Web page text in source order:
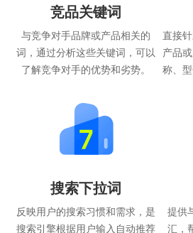
竞品关键词
与竞争对手品牌或产品相关的
词，通过分析这些关键词，可以
了解竞争对手的优势和劣势。
直接
产品
称、
搜索下拉词
反映用户的搜索习惯和需求，是
搜索引擎根据用户输入自动推荐
提供
汇，